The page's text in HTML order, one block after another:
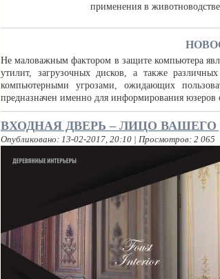
применения в
Не маловажным фактором в защите компьютера
утилит, загрузочных дисков, а также
компьютерными угрозами, ожидающих
предназначен именно для информирования юзеров
ВХОДНАЯ ДВЕРЬ – ЛИЦО
Опубликовано: 13-02-2017, 20:10 | Просмотров: 2 065